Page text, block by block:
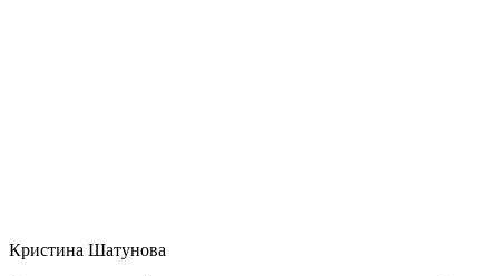
Кристина Шатунова